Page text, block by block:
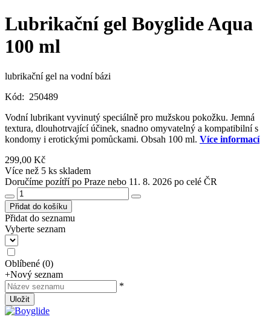
Lubrikační gel Boyglide Aqua
100 ml
lubrikační gel na vodní bázi
Kód: 250489
Vodní lubrikant vyvinutý speciálně pro mužskou pokožku. Jemná
textura, dlouhotrvající účinek, snadno omyvatelný a kompatibilní s
kondomy i erotickými pomůckami. Obsah 100 ml. Více informací
299,00 Kč
Více než 5 ks skladem
Doručíme pozítří po Praze nebo 11. 8. 2026 po celé ČR
Přidat do košíku
Přidat do seznamu
Vyberte seznam
Oblíbené (0)
+Nový seznam
*
Uložit